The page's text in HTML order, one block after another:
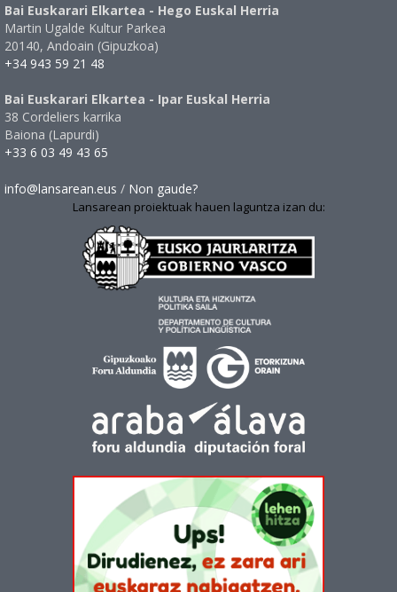
Bai Euskarari Elkartea - Hego Euskal Herria
Martin Ugalde Kultur Parkea
20140, Andoain (Gipuzkoa)
+34 943 59 21 48
Bai Euskarari Elkartea - Ipar Euskal Herria
38 Cordeliers karrika
Baiona (Lapurdi)
+33 6 03 49 43 65
info@lansarean.eus / Non gaude?
Lansarean proiektuak hauen laguntza izan du: